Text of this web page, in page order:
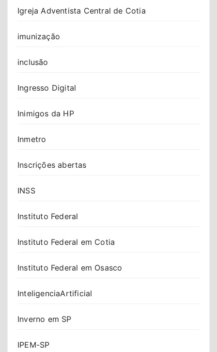
Igreja Adventista Central de Cotia
imunização
inclusão
Ingresso Digital
Inimigos da HP
Inmetro
Inscrições abertas
INSS
Instituto Federal
Instituto Federal em Cotia
Instituto Federal em Osasco
InteligenciaArtificial
Inverno em SP
IPEM-SP